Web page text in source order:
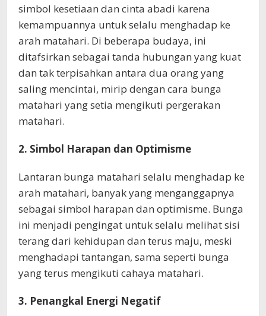
simbol kesetiaan dan cinta abadi karena
kemampuannya untuk selalu menghadap ke
arah matahari. Di beberapa budaya, ini
ditafsirkan sebagai tanda hubungan yang kuat
dan tak terpisahkan antara dua orang yang
saling mencintai, mirip dengan cara bunga
matahari yang setia mengikuti pergerakan
matahari.
2. Simbol Harapan dan Optimisme
Lantaran bunga matahari selalu menghadap ke
arah matahari, banyak yang menganggapnya
sebagai simbol harapan dan optimisme. Bunga
ini menjadi pengingat untuk selalu melihat sisi
terang dari kehidupan dan terus maju, meski
menghadapi tantangan, sama seperti bunga
yang terus mengikuti cahaya matahari.
3. Penangkal Energi Negatif